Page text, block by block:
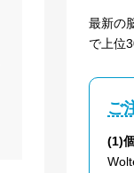
最新の
で上位
ご
(1)